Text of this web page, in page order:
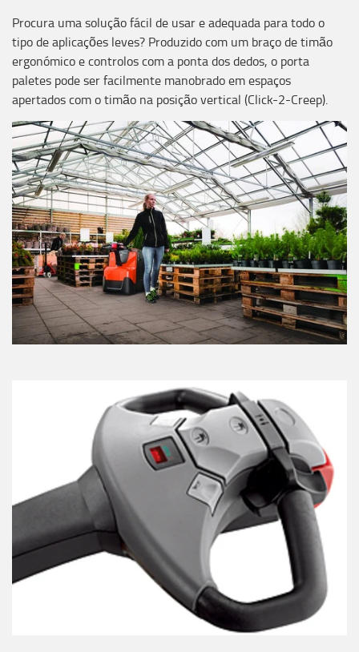
Procura uma solução fácil de usar e adequada para todo o
tipo de aplicações leves? Produzido com um braço de timão
ergonómico e controlos com a ponta dos dedos, o porta
paletes pode ser facilmente manobrado em espaços
apertados com o timão na posição vertical (Click-2-Creep).